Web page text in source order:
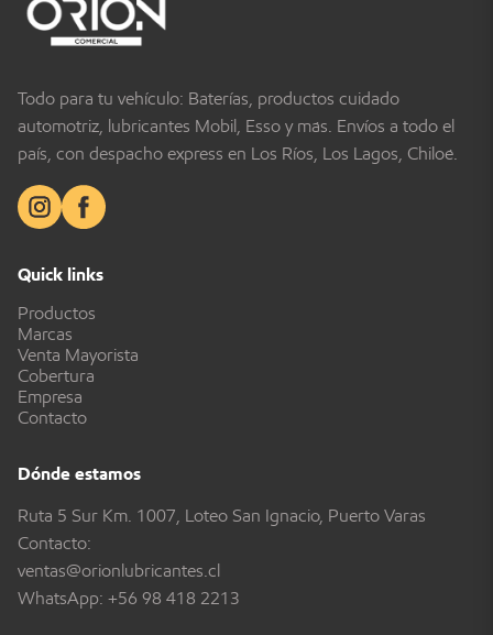
Todo para tu vehículo: Baterías, productos cuidado
automotriz, lubricantes Mobil, Esso y más. Envíos a todo el
país, con despacho express en Los Ríos, Los Lagos, Chiloé.
Quick links
Productos
Marcas
Venta Mayorista
Cobertura
Empresa
Contacto
Dónde estamos
Ruta 5 Sur Km. 1007, Loteo San Ignacio, Puerto Varas
Contacto:
ventas@orionlubricantes.cl
WhatsApp: +56 98 418 2213